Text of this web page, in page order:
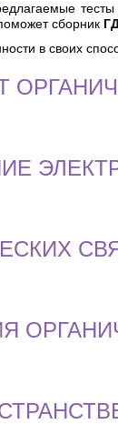
сборник
в своих